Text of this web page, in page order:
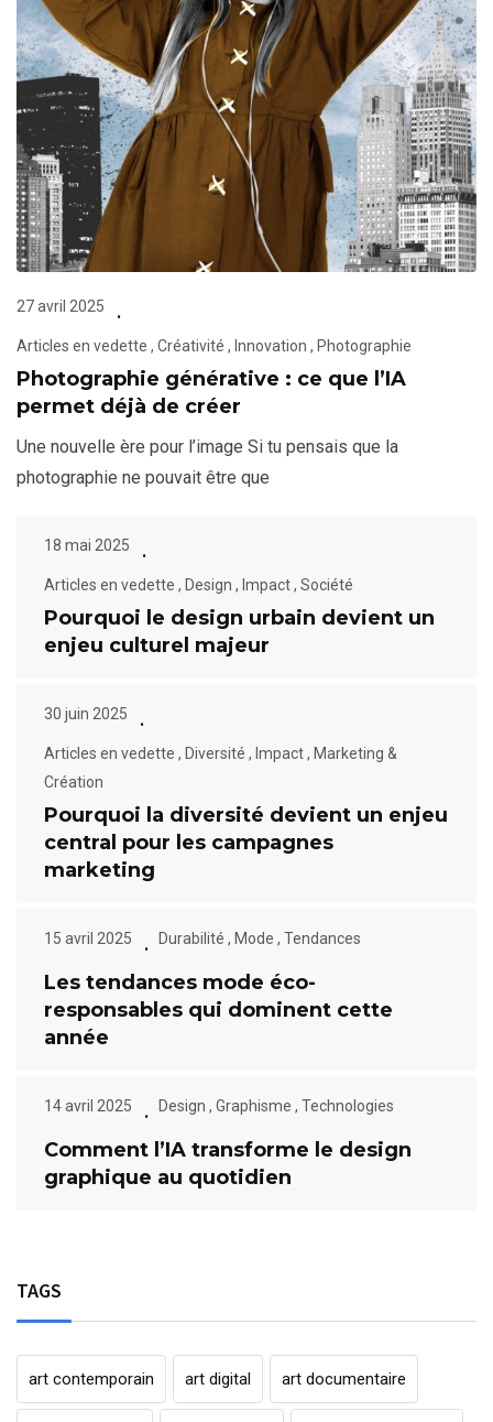
27 avril 2025
Articles en vedette , Créativité , Innovation , Photographie
Photographie générative : ce que l’IA
permet déjà de créer
Une nouvelle ère pour l’image Si tu pensais que la
photographie ne pouvait être que
18 mai 2025
Articles en vedette , Design , Impact, Société
Pourquoi le design urbain devient un
enjeu culturel majeur
30 juin 2025
Articles en vedette , Diversité , Impact, Marketing &
Création
Pourquoi la diversité devient un enjeu
central pour les campagnes
marketing
15 avril 2025 Durabilité , Mode , Tendances
Les tendances mode éco-
responsables qui dominent cette
année
14 avril 2025 Design , Graphisme , Technologies
Comment l’IA transforme le design
graphique au quotidien
TAGS
art contemporain art digital art documentaire